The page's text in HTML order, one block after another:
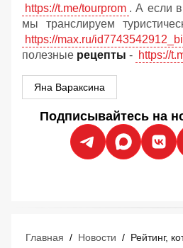
https://t.me/tourprom . А если
мы транслируем
https://max.ru/
полезные рецепты - https://
Яна Вараксина
Подписывайтесь на
Главная / Новости /